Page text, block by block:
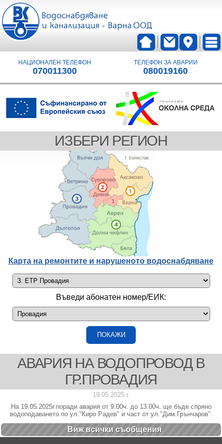
НАЦИОНАЛЕН ТЕЛЕФОН
070011300
ТЕЛЕФОН ЗА АВАРИИ
080019160
ИЗБЕРИ РЕГИОН
Карта на ремонтите и нарушеното водоснабдяване
Въведи абонатен номер/ЕИК:
АВАРИЯ НА ВОДОПРОВОД В
ГР.ПРОВАДИЯ
19.05.2025 г.
На 19.05.2025г.поради авария от 9.00ч. до 13.00ч. ще бъде спряно
водоподаването по ул."Киро Радев" и част от ул."Дим.Грънчаров".
Виж всички cъобщения